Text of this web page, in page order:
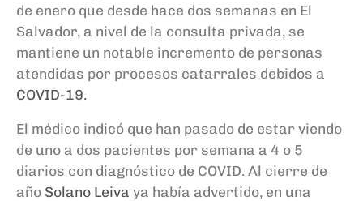
de enero que desde hace dos semanas en El
Salvador, a nivel de la consulta privada, se
mantiene un notable incremento de personas
atendidas por procesos catarrales debidos a
COVID-19.
El médico indicó que han pasado de estar viendo
de uno a dos pacientes por semana a 4 o 5
diarios con diagnóstico de COVID. Al cierre de
año Solano Leiva ya había advertido, en una